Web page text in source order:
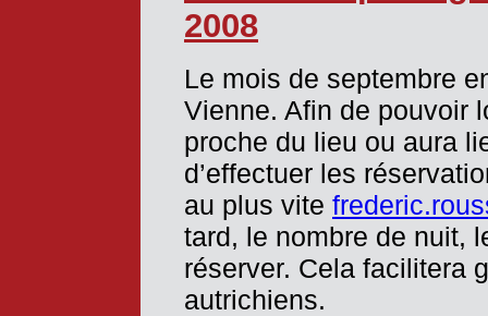
2008
Le mois de septembre
Vienne. Afin de pouvoir
proche du lieu ou aura
d’effectuer les
au plus vite
tard, le nombre de nuit,
réserver. Cela facilitera
autrichiens.